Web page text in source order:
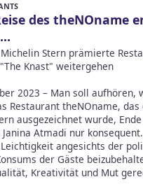
des theNOname
Stern prämierte
Knast" weitergehen
2023 – Man soll aufhören,
Restaurant theNOname,
ausgezeichnet wurde,
Atmadi nur
angesichts der
der Gäste
Kreativität und Mut